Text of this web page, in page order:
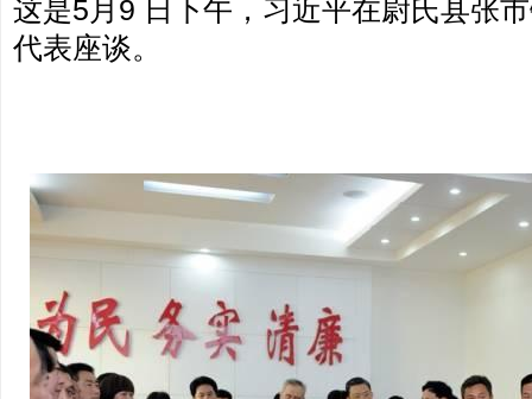
这是5月9 日下午，习近平在尉氏县张
代表座谈。